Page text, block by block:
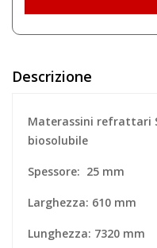
Descrizione
Materassini refrattari
biosolubile
Spessore: 25 mm
Larghezza: 610 mm
Lunghezza: 7320 mm